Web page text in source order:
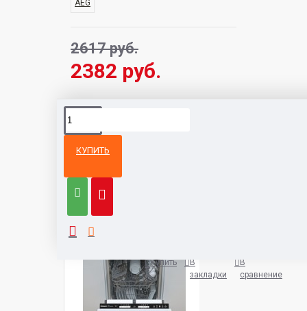
2617 руб.
2382 руб.
AEG
КУПИТЬ
категории
Купить
В
закладки
В
сравнение